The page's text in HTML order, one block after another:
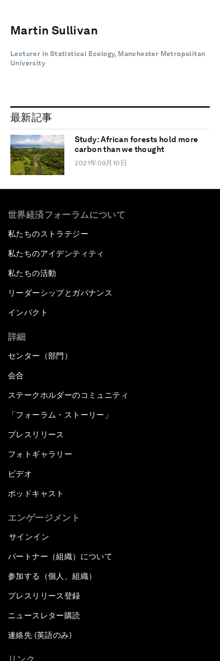
Martin Sullivan
Lecturer in Statistical Ecology, Manchester Metropolitan
University
最新記事
Study: African forests hold more
carbon than we thought
2021年09月10日
世界経済フォーラムについて
私たちのストラテジー
私たちのアイデンティティ
私たちの活動
リーダーシップとガバナンス
インパクト
詳細
センター（部門）
会合
ステークホルダーのコミュニティ
「フォーラム・ストーリー」
プレスリリース
フォトギャラリー
ビデオ
ポッドキャスト
エンゲージメント
サインイン
パートナー（組織）について
参加する（個人、組織）
プレスリリース登録
ニュースレター購読
連絡先 (英語のみ)